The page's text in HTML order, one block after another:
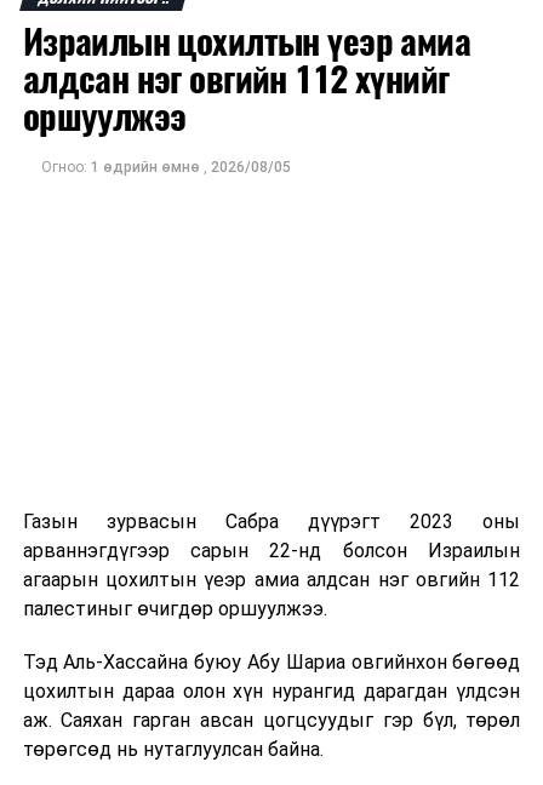
төлбөр авах асуудал дээр талууд нэгдсэн байр
сууринд хүрээгүй байна.
Ормузын хоолой дахин нээгдсэнээр дэлхийн газрын
тосны нийлүүлэлт хэвийн болж, эрчим хүчний зах
шинжээчид үзэж байна. Гэвч бүс нутгийн аюулгүй
Израилын цохилтын үеэр амиа
алдсан нэг овгийн 112 хүнийг
оршуулжээ
Огноо: 1 өдрийн өмнө , 2026/08/05
Газын зурвасын Сабра дүүрэгт 2023 оны
арваннэгдүгээр сарын 22-нд болсон Израилын
агаарын цохилтын үеэр амиа алдсан нэг овгийн 112
палестиныг өчигдөр оршуулжээ.
Тэд Аль-Хассайна буюу Абу Шариа овгийнхон бөгөөд
цохилтын дараа олон хүн нурангид дарагдан үлдсэн
аж. Саяхан гарган авсан цогцсуудыг гэр бүл, төрөл
төрөгсөд нь нутаглуулсан байна.